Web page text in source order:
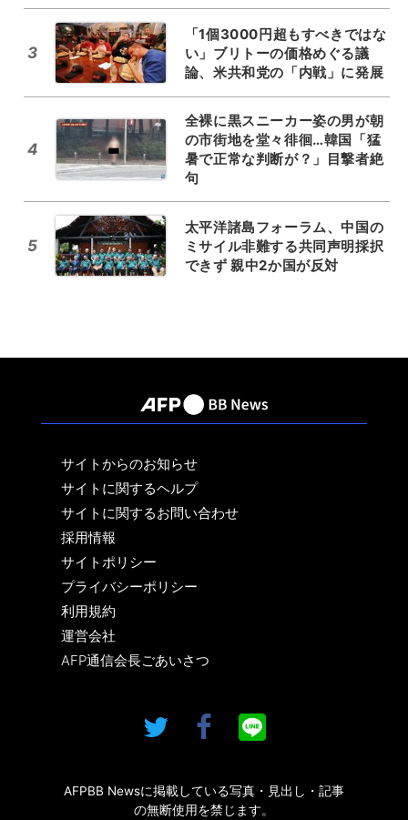
3
「1個3000円超もすべきではな
い」ブリトーの価格めぐる議
論、米共和党の「内戦」に発展
4
全裸に黒スニーカー姿の男が朝
の市街地を堂々徘徊…韓国「猛
暑で正常な判断が？」目撃者絶
句
5
太平洋諸島フォーラム、中国の
ミサイル非難する共同声明採択
できず 親中2か国が反対
サイトからのお知らせ
サイトに関するヘルプ
サイトに関するお問い合わせ
採用情報
サイトポリシー
プライバシーポリシー
利用規約
運営会社
AFP通信会長ごあいさつ
AFPBB Newsに掲載している写真・見出し・記事
の無断使用を禁じます。